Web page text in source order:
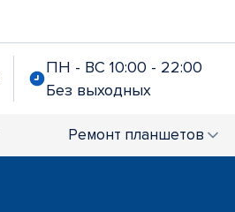
ПН - ВС 10:00 - 22:00
Без выходных
Ремонт планшетов